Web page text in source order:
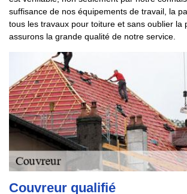
suffisance de nos équipements de travail, la
tous les travaux pour toiture et sans oublier la
assurons la grande qualité de notre service.
Couvreur qualifié